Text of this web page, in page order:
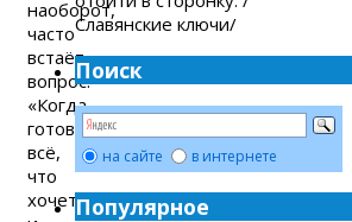
наоборот,
часто
встаёт
вопрос:
«Когда
готовить
всё,
что
хочется
Славянские ключи/
Поиск
на сайте в интернете
Популярное